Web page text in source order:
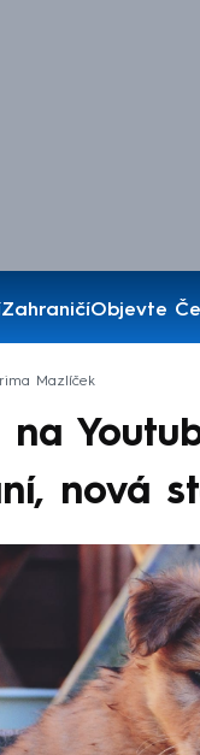
ZahraničíObjevte
Mazlíček
nová